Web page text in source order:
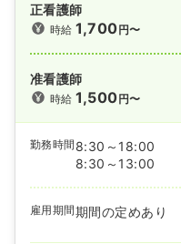
正看護師
時給1,700円〜
准看護師
時給1,500円〜
勤務時間 8:30～18:00
8:30～13:00
雇用期間期間の定めあり